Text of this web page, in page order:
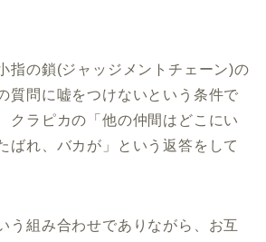
指の鎖(ジャッジメントチェーン)の
質問に嘘をつけないという条件で
クラピカの「他の仲間はどこにい
ばれ、バカが」という返答をして
う組み合わせでありながら、お互